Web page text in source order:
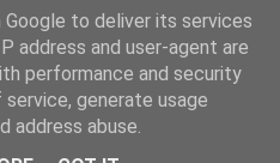
Datenschutz
by Blogger
Liste (AL)
to deliver its services
address and user-agent are
performance and security
generate usage
address abuse.